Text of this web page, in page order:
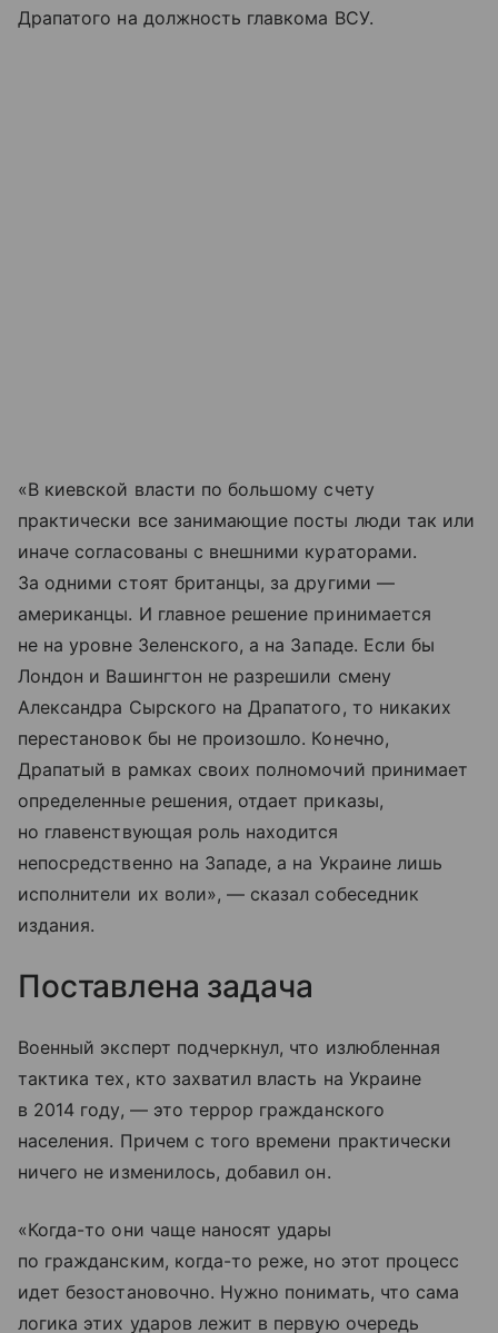
Драпатого на должность главкома ВСУ.
«В киевской власти по большому счету
практически все занимающие посты люди так или
иначе согласованы с внешними кураторами.
За одними стоят британцы, за другими —
американцы. И главное решение принимается
не на уровне Зеленского, а на Западе. Если бы
Лондон и Вашингтон не разрешили смену
Александра Сырского на Драпатого, то никаких
перестановок бы не произошло. Конечно,
Драпатый в рамках своих полномочий принимает
определенные решения, отдает приказы,
но главенствующая роль находится
непосредственно на Западе, а на Украине лишь
исполнители их воли», — сказал собеседник
издания.
Поставлена задача
Военный эксперт подчеркнул, что излюбленная
тактика тех, кто захватил власть на Украине
в 2014 году, — это террор гражданского
населения. Причем с того времени практически
ничего не изменилось, добавил он.
«Когда-то они чаще наносят удары
по гражданским, когда-то реже, но этот процесс
идет безостановочно. Нужно понимать, что сама
логика этих ударов лежит в первую очередь